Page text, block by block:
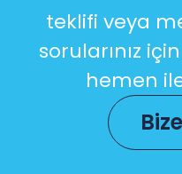
teklifi veya
sorularınız
hemen